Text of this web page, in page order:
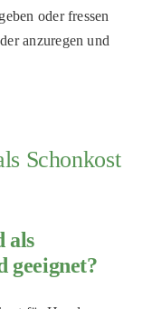
oder fressen
anzuregen und
Schonkost
als
geeignet?